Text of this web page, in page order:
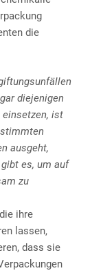
die
diejenigen
einsetzen, ist
ausgeht,
es, um auf
zu
ihre
lassen,
dass sie